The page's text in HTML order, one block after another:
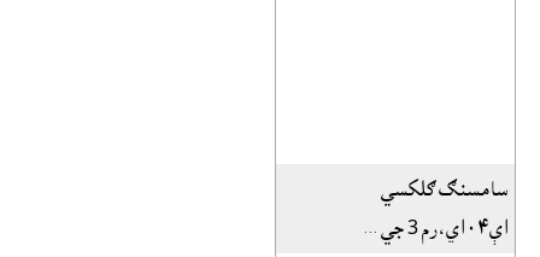
سامسنګ ګلکسي
اې٠٤اي،رم 3 جي ...